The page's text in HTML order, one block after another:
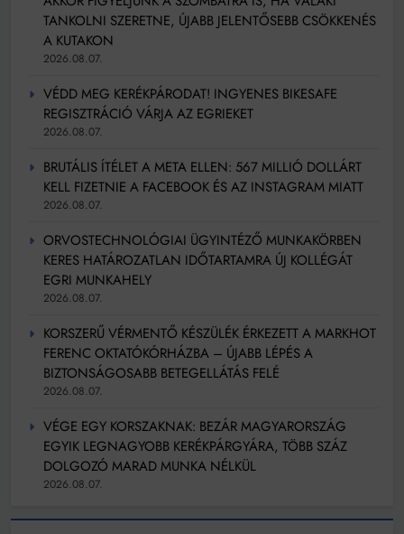
TANKOLNI SZERETNE, ÚJABB JELENTŐSEBB CSÖKKENÉS
A KUTAKON
2026.08.07.
VÉDD MEG KERÉKPÁRODAT! INGYENES BIKESAFE
REGISZTRÁCIÓ VÁRJA AZ EGRIEKET
2026.08.07.
BRUTÁLIS ÍTÉLET A META ELLEN: 567 MILLIÓ DOLLÁRT
KELL FIZETNIE A FACEBOOK ÉS AZ INSTAGRAM MIATT
2026.08.07.
ORVOSTECHNOLÓGIAI ÜGYINTÉZŐ MUNKAKÖRBEN
KERES HATÁROZATLAN IDŐTARTAMRA ÚJ KOLLÉGÁT
EGRI MUNKAHELY
2026.08.07.
KORSZERŰ VÉRMENTŐ KÉSZÜLÉK ÉRKEZETT A MARKHOT
FERENC OKTATÓKÓRHÁZBA – ÚJABB LÉPÉS A
BIZTONSÁGOSABB BETEGELLÁTÁS FELÉ
2026.08.07.
VÉGE EGY KORSZAKNAK: BEZÁR MAGYARORSZÁG
EGYIK LEGNAGYOBB KERÉKPÁRGYÁRA, TÖBB SZÁZ
DOLGOZÓ MARAD MUNKA NÉLKÜL
2026.08.07.